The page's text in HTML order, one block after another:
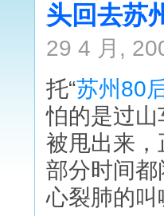
头回去苏
29 4 月,
托“苏州80
怕的是过
被甩出来，
部分时间
心裂肺的叫